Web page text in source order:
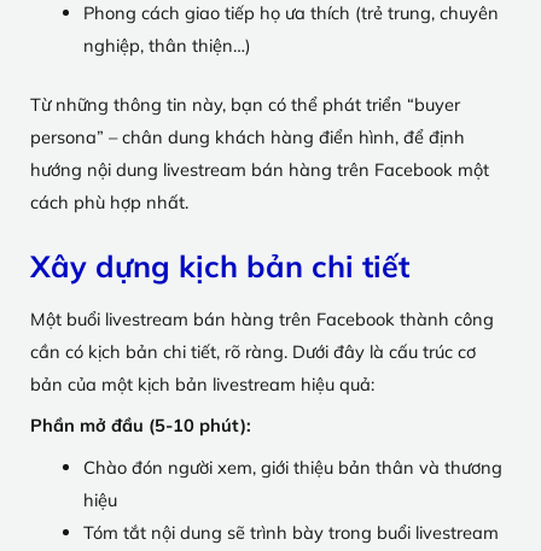
Phong cách giao tiếp họ ưa thích (trẻ trung, chuyên
nghiệp, thân thiện…)
Từ những thông tin này, bạn có thể phát triển “buyer
persona” – chân dung khách hàng điển hình, để định
hướng nội dung livestream bán hàng trên Facebook một
cách phù hợp nhất.
Xây dựng kịch bản chi tiết
Một buổi livestream bán hàng trên Facebook thành công
cần có kịch bản chi tiết, rõ ràng. Dưới đây là cấu trúc cơ
bản của một kịch bản livestream hiệu quả:
Phần mở đầu (5-10 phút):
Chào đón người xem, giới thiệu bản thân và thương
hiệu
Tóm tắt nội dung sẽ trình bày trong buổi livestream